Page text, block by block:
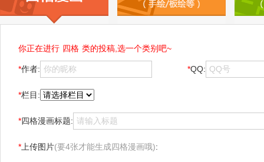
你正在进行 四格 类的投稿,选一个类别吧~
*作者: *QQ:
*栏目:
*四格漫画标题:
* 上传图片(要4张才能生成四格漫画哦):